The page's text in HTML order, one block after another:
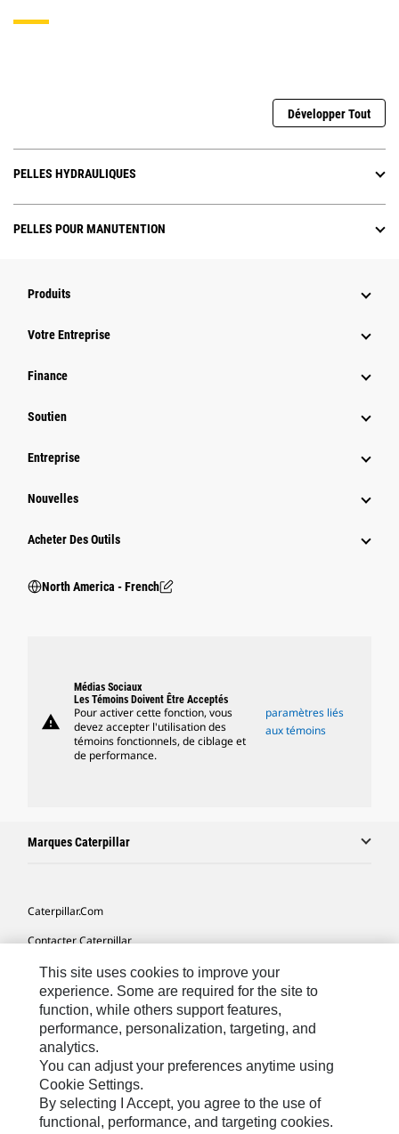
Développer Tout
PELLES HYDRAULIQUES
PELLES POUR MANUTENTION
Produits
Votre Entreprise
Finance
Soutien
Entreprise
Nouvelles
Acheter Des Outils
North America - French
warning
Médias Sociaux
Les Témoins Doivent Être Acceptés
Pour activer cette fonction, vous
devez accepter l'utilisation des
témoins fonctionnels, de ciblage et
de performance.
paramètres liés
aux témoins
Marques Caterpillar
Caterpillar.com
Contacter Caterpillar
Mes Préférences Marketing
Plan Du Site
Cookie Settings
Légales
Confidentialité
This site uses cookies to improve your
experience. Some are required for the site to
function, while others support features,
performance, personalization, targeting, and
analytics.
You can adjust your preferences anytime using
Cookie Settings.
By selecting I Accept, you agree to the use of
functional, performance, and targeting cookies.